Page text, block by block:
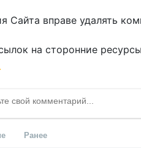
Сайта вправе удалять
на сторонние ресурсы
Ранее